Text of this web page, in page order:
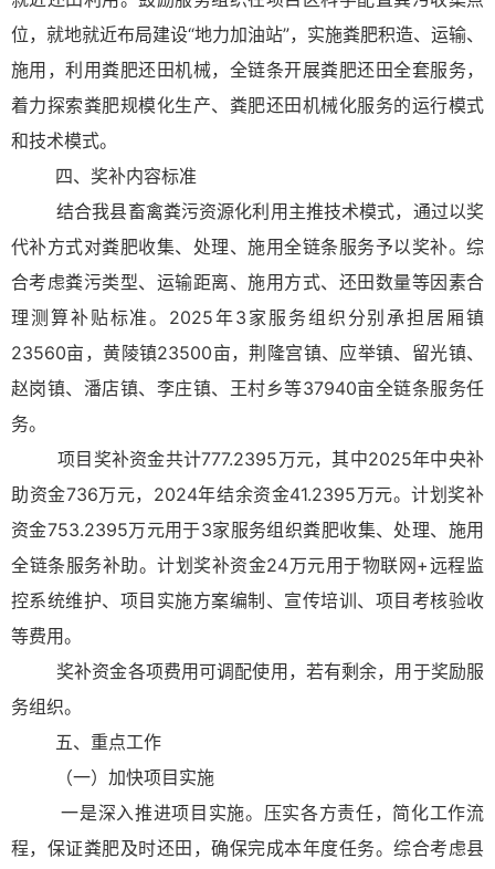
位，就地就近布局建设“地力加油站”，实施粪肥积造、运输、
施用，利用粪肥还田机械，全链条开展粪肥还田全套服务，
着力探索粪肥规模化生产、粪肥还田机械化服务的运行模式
和技术模式。
四、奖补内容标准
结合我县畜禽粪污资源化利用主推技术模式，通过以奖
代补方式对粪肥收集、处理、施用全链条服务予以奖补。综
合考虑粪污类型、运输距离、施用方式、还田数量等因素合
理测算补贴标准。2025年3家服务组织分别承担居厢镇
23560亩，黄陵镇23500亩，荆隆宫镇、应举镇、留光镇、
赵岗镇、潘店镇、李庄镇、王村乡等37940亩全链条服务任
务。
项目奖补资金共计777.2395万元，其中2025年中央补
助资金736万元，2024年结余资金41.2395万元。计划奖补
资金753.2395万元用于3家服务组织粪肥收集、处理、施用
全链条服务补助。计划奖补资金24万元用于物联网+远程监
控系统维护、项目实施方案编制、宣传培训、项目考核验收
等费用。
奖补资金各项费用可调配使用，若有剩余，用于奖励服
务组织。
五、重点工作
（一）加快项目实施
一是深入推进项目实施。压实各方责任，简化工作流
程，保证粪肥及时还田，确保完成本年度任务。综合考虑县